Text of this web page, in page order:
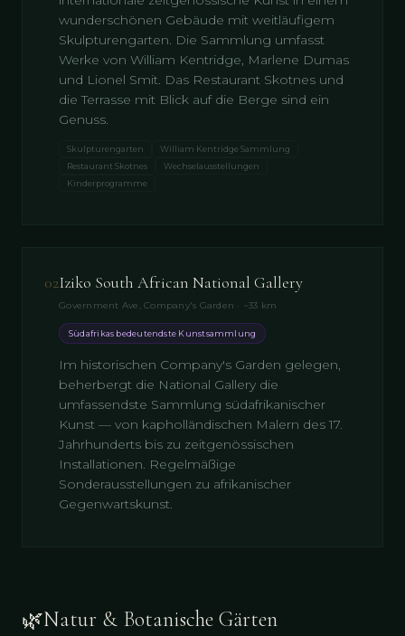
wunderschönen Gebäude mit weitläufigem
Skulpturengarten. Die Sammlung umfasst
Werke von William Kentridge, Marlene Dumas
und Lionel Smit. Das Restaurant Skotnes und
die Terrasse mit Blick auf die Berge sind ein
Genuss.
Skulpturengarten
William Kentridge Sammlung
Restaurant Skotnes
Wechselausstellungen
Kinderprogramme
02Iziko South African National Gallery
Government Ave, Company's Garden · ~33 km
Südafrikas bedeutendste Kunstsammlung
Im historischen Company's Garden gelegen,
beherbergt die National Gallery die
umfassendste Sammlung südafrikanischer
Kunst — von kapholländischen Malern des 17.
Jahrhunderts bis zu zeitgenössischen
Installationen. Regelmäßige
Sonderausstellungen zu afrikanischer
Gegenwartskunst.
🌿Natur & Botanische Gärten